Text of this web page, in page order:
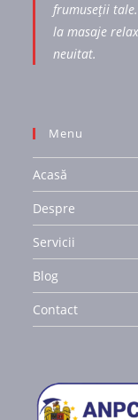
frumuseții
la masaje
neuitat.
Menu
Acasă
Despre
Servicii
Blog
Contact